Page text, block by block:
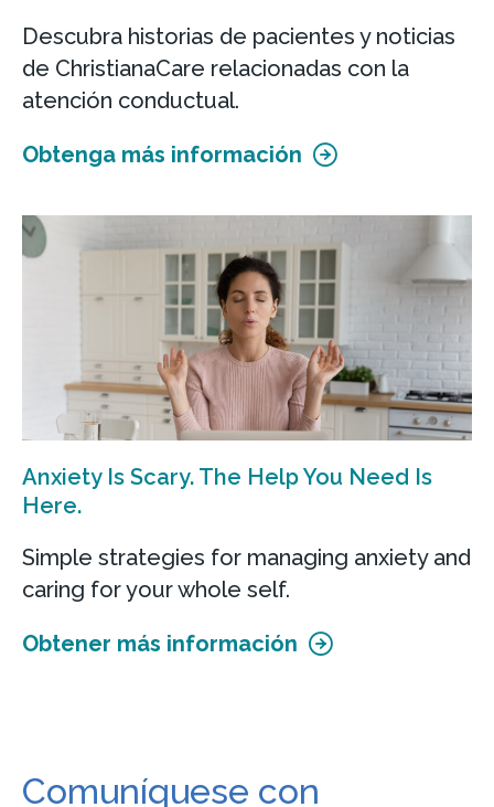
Descubra historias de pacientes y noticias
de ChristianaCare relacionadas con la
atención conductual.
Obtenga más información
Anxiety Is Scary. The Help You Need Is
Here.
Simple strategies for managing anxiety and
caring for your whole self.
Obtener más información
Comuníquese con